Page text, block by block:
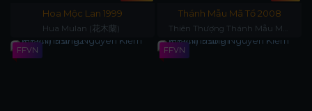
Hoa Mộc Lan 1999
Hua Mulan (花木蘭)
Thánh Mẫu Mã Tổ 2008
Thiên Thượng Thánh Mẫu Ma
Tổ
FFVN
FFVN